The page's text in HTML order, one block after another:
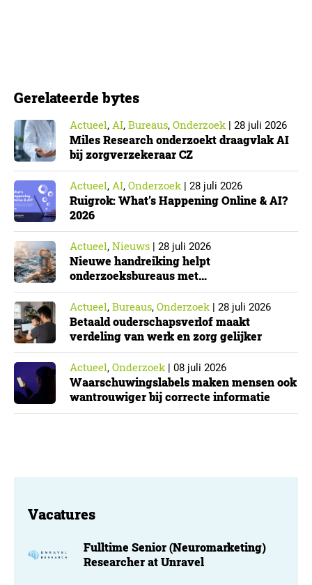
Gerelateerde bytes
Actueel, AI, Bureaus, Onderzoek| 28 juli 2026
Miles Research onderzoekt draagvlak AI
bij zorgverzekeraar CZ
Actueel, AI, Onderzoek| 28 juli 2026
Ruigrok: What’s Happening Online & AI?
2026
Actueel, Nieuws | 28 juli 2026
Nieuwe handreiking helpt
onderzoeksbureaus met
Cyberbeveiligingswet
Actueel, Bureaus, Onderzoek| 28 juli 2026
Betaald ouderschapsverlof maakt
verdeling van werk en zorg gelijker
Actueel, Onderzoek| 08 juli 2026
Waarschuwingslabels maken mensen ook
wantrouwiger bij correcte informatie
Vacatures
Fulltime Senior (Neuromarketing)
Researcher at Unravel